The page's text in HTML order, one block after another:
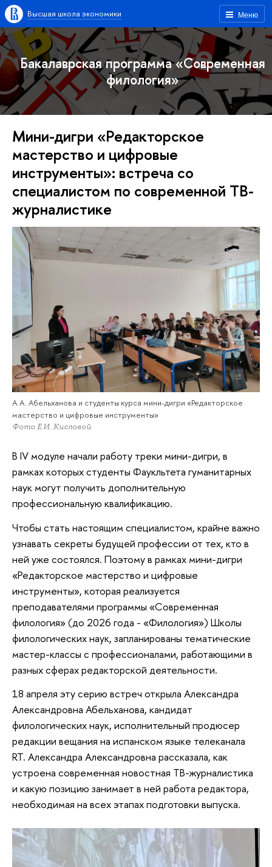
Меню
Высшая школа экономики
Бакалаврская программа «Современная
филология»
Мини-дигри «Редакторское
мастерство и цифровые
инструменты»: встреча со
специалистом по современной ТВ-
журналистике
А.А. Абельханова и студенты курса мини-дигри «Редакторское
мастерство и цифровые инструменты»
Фото Е.И. Кисловой
В IV модуле начали работу треки мини-дигри, в
рамках которых студенты Фаукльтета гуманитарных
наук могут получить дополнительную
профессиональную квалификацию.
Чтобы стать настоящим специалистом, крайне важно
узнавать секреты будущей профессии от тех, кто в
ней уже состоялся. Поэтому в рамках мини-дигри
«Редакторское мастерство и цифровые
инструменты», которая реализуется
преподавателями программы «Современная
филология» (до 2026 года - «Филология») Школы
филологических наук, запланированы тематические
мастер-классы с профессионалами, работающими в
разных сферах редакторской деятельности.
18 апреля эту серию встреч открыла Александра
Александровна Абельханова, кандидат
филологических наук, исполнительный продюсер
редакции вещания на испанском языке телеканала
RT. Александра Александровна рассказала, как
устроена современная новостная ТВ-журналистика
и какую позицию занимает в ней работа редактора,
необходимая на всех этапах подготовки выпуска.